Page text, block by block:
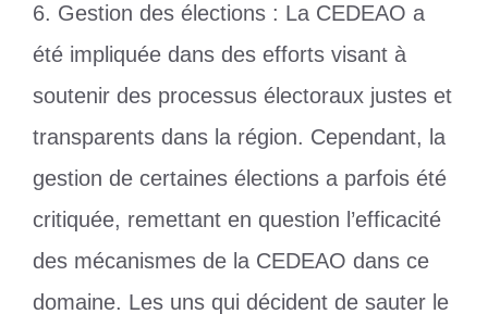
6. Gestion des élections : La CEDEAO a
été impliquée dans des efforts visant à
soutenir des processus électoraux justes et
transparents dans la région. Cependant, la
gestion de certaines élections a parfois été
critiquée, remettant en question l’efficacité
des mécanismes de la CEDEAO dans ce
domaine. Les uns qui décident de sauter le